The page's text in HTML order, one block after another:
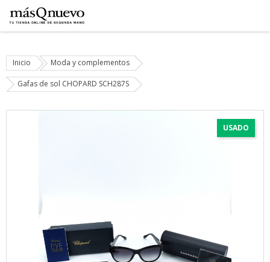
Inicio Moda y complementos
Gafas de sol CHOPARD SCH287S
USADO